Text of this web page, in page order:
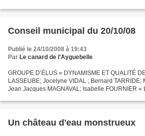
Conseil municipal du 20/10/08
Publié le 24/10/2008 à 19:43
Par Le canard de l'Ayguebelle
GROUPE D’ÉLUS « DYNAMISME ET QUALITÉ
LASSEUBE; Jocelyne VIDAL ; Bernard
Jean Jacques MAGNAVAL; Isabelle FOURNIER «
Un château d'eau monstrueux